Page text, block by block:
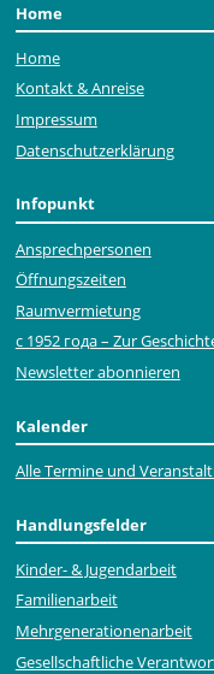
Home
Home
Kontakt & Anreise
Impressum
Datenschutzerklärung
Infopunkt
Ansprechpersonen
Öffnungszeiten
Raumvermietung
с 1952 года – Zur
Newsletter abonnieren
Kalender
Alle Termine und
Handlungsfelder
Kinder- & Jugendarbeit
Familienarbeit
Mehr­generationen­arbeit
Gesellschaftliche